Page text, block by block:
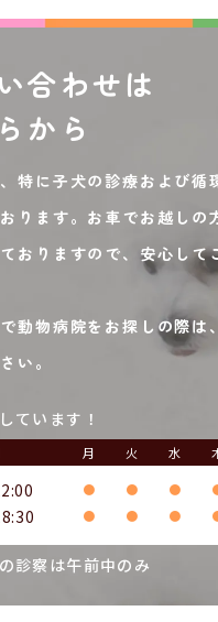
合わせは
から
特に子犬の診療および循
ります。お車でお越しの
おりますので、安心して
動物病院をお探しの際は
い。
ています！
月 火 水
● ● ●
● ● ●
診察は午前中のみ